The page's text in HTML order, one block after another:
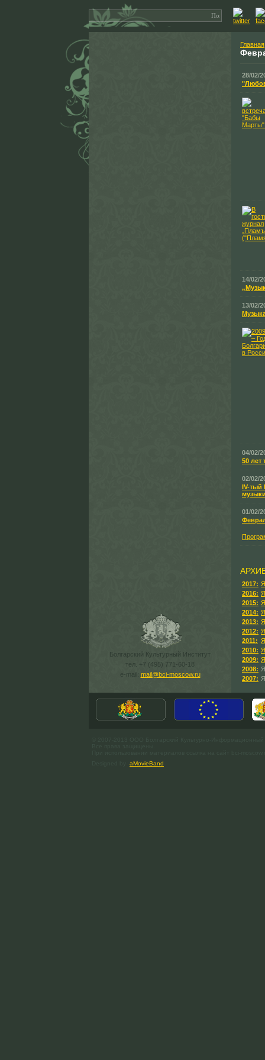
Болгарский Культурный Институт
тел. +7 (495) 771-60-18
e-mail: mail@bci-moscow.ru
Главная
28/02/
14/02/
13/02/
04/02/
50 лет
02/02/
ІV-
01/02/
2017:
2016:
2015:
2014:
2013:
2012:
2011:
2010:
2009:
2008:
2007:
aMovieBand